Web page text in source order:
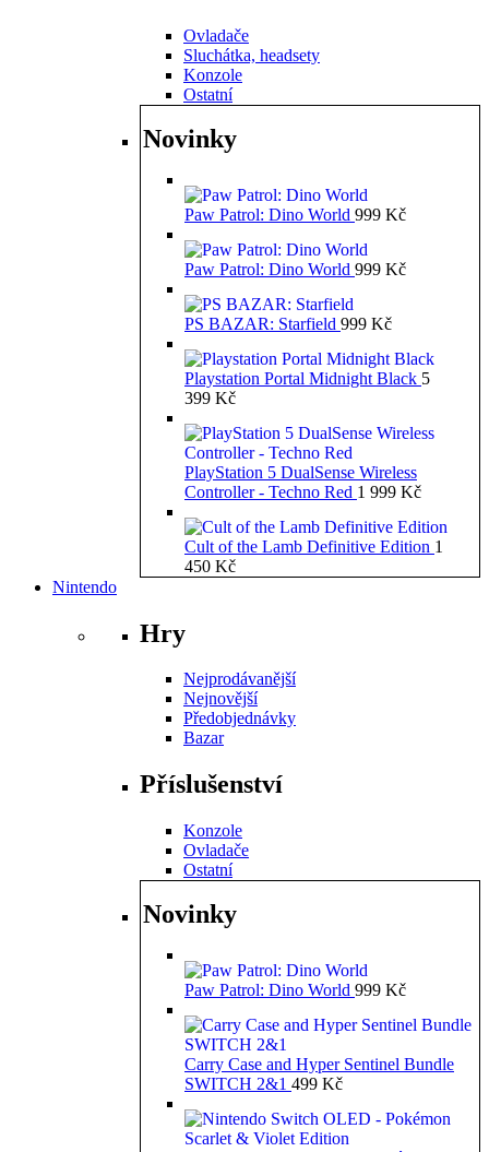
Ovladače
Sluchátka, headsety
Konzole
Ostatní
Novinky
Paw Patrol: Dino World 999 Kč
Paw Patrol: Dino World 999 Kč
PS BAZAR: Starfield 999 Kč
Playstation Portal Midnight Black 5
399 Kč
PlayStation 5 DualSense Wireless
Controller - Techno Red 1 999 Kč
Cult of the Lamb Definitive Edition 1
450 Kč
Nintendo
Hry
Nejprodávanější
Nejnovější
Předobjednávky
Bazar
Příslušenství
Konzole
Ovladače
Ostatní
Novinky
Paw Patrol: Dino World 999 Kč
Carry Case and Hyper Sentinel Bundle
SWITCH 2&1 499 Kč